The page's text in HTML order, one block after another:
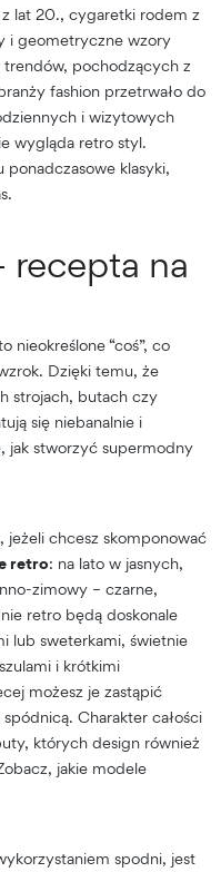
lat 20., cygaretki rodem z
i geometryczne wzory
pochodzących z
fashion przetrwało do
i wizytowych
wygląda retro styl.
klasyki,
recepta na
nieokreślone “coś”, co
Dzięki temu, że
strojach, butach czy
się niebanalnie i
jak stworzyć supermodny
jeżeli chcesz skomponować
retro: na lato w jasnych,
zimowy – czarne,
retro będą doskonale
lub sweterkami, świetnie
i krótkimi
możesz je zastąpić
Charakter całości
których design również
jakie modele
spodni, jest